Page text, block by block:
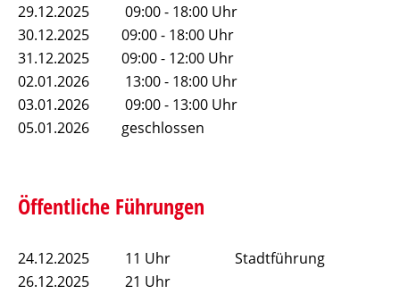
29.12.2025 09:00 - 18:00 Uhr
30.12.2025 09:00 - 18:00 Uhr
31.12.2025 09:00 - 12:00 Uhr
02.01.2026 13:00 - 18:00 Uhr
03.01.2026 09:00 - 13:00 Uhr
05.01.2026 geschlossen
Öffentliche Führungen
24.12.2025 11 Uhr Stadtführung
26.12.2025 21 Uhr